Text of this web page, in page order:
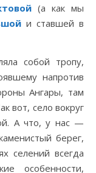
(а как мы
и ставшей в
собой тропу,
напротив
Ангары, там
вот, село вокруг
А что, у нас —
берег,
селений всегда
особенности,